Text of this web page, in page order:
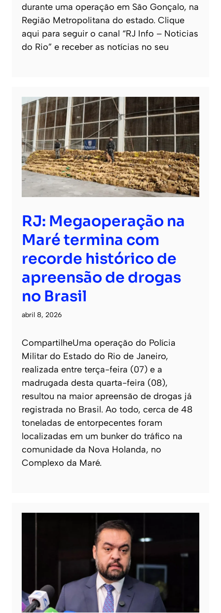
durante uma operação em São Gonçalo, na
Região Metropolitana do estado. Clique
aqui para seguir o canal “RJ Info – Noticias
do Rio” e receber as notícias no seu
RJ: Megaoperação na
Maré termina com
recorde histórico de
apreensão de drogas
no Brasil
abril 8, 2026
CompartilheUma operação do Polícia
Militar do Estado do Rio de Janeiro,
realizada entre terça-feira (07) e a
madrugada desta quarta-feira (08),
resultou na maior apreensão de drogas já
registrada no Brasil. Ao todo, cerca de 48
toneladas de entorpecentes foram
localizadas em um bunker do tráfico na
comunidade da Nova Holanda, no
Complexo da Maré.